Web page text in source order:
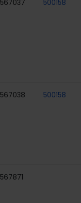
567037 500158
567038 500158
567871